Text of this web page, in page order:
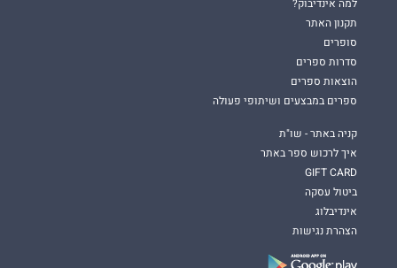
למה אינדיבוק?
תקנון האתר
סופרים
סדרות ספרים
הוצאות ספרים
ספרים במבצעים ושיתופי פעולה
קניה באתר - שו"ת
איך לרכוש ספר באתר
GIFT CARD
ביטול עסקה
אינדיבלוג
הצהרת נגישות